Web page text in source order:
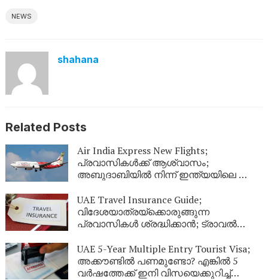
NEWS
shahana
Related Posts
Air India Express New Flights;
പ്രവാസികൾക്ക് ആശ്വാസം;
അബുദാബിയിൽ നിന്ന് ഇന്ത്യയിലെ ഈ
സർവീസുകൾ
UAE Travel Insurance Guide;
വിദേശയാത്രയ്ക്കൊരുങ്ങുന്ന
പ്രവാസികൾ ശ്രദ്ധിക്കാൻ; ട്രാവൽ
കാര്യങ്ങൾ ഉറപ്പുവരുത്തുക
UAE 5-Year Multiple Entry Tourist Visa;
അക്കൗണ്ടിൽ പണമുണ്ടോ? എങ്കിൽ 5
വർഷത്തേക്ക് ഇനി വിസയെക്കുറിച്ച്